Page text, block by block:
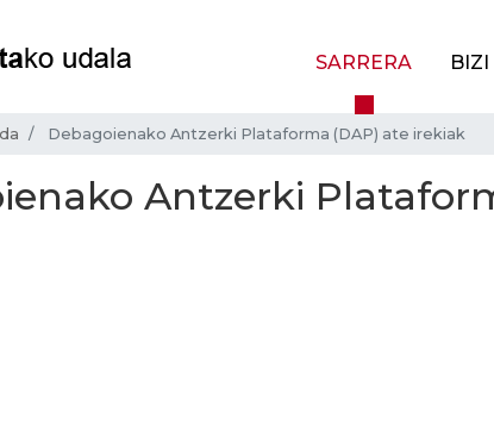
SARRERA BIZI
Debagoienako Antzerki Plataforma (DAP) ate irekiak
Antzerki